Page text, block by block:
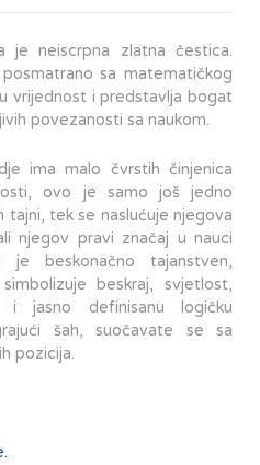
je neiscrpna zlatna čestica.
sa matematičkog
vrijednost i predstavlja bogat
povezanosti sa naukom.
ima malo čvrstih činjenica
ovo je samo još jedno
tajni, tek se naslućuje njegova
njegov pravi značaj u nauci
beskonačno tajanstven,
beskraj, svjetlost,
i jasno definisanu logičku
šah, suočavate se sa
pozicija.